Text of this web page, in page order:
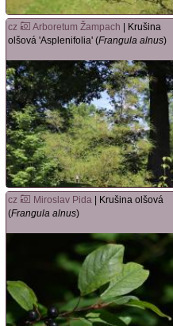
cz Arboretum Žampach | Krušina
olšová 'Asplenifolia' (Frangula alnus)
cz Miroslav Pida | Krušina olšová
(Frangula alnus)